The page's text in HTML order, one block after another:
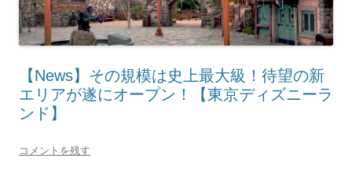
【News】その規模は史上最大級！待望の新
エリアが遂にオープン！【東京ディズニーラ
ンド】
コメントを残す